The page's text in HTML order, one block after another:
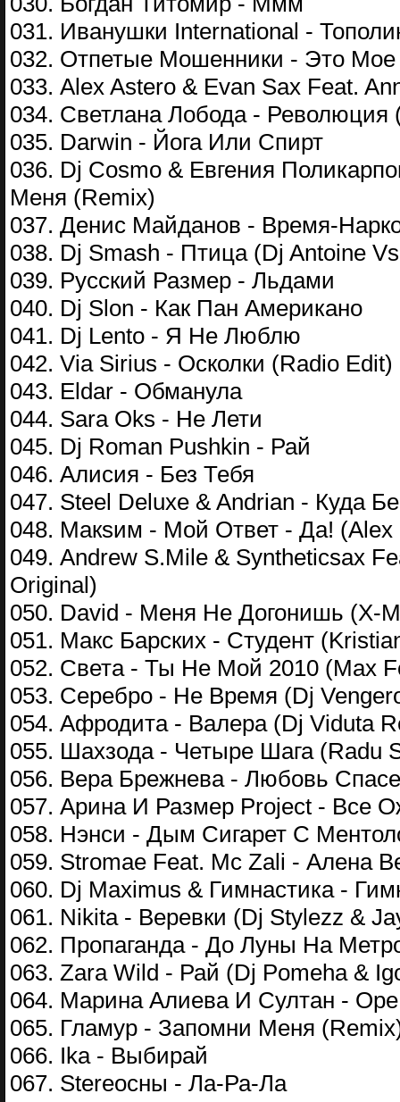
031. Иванушки International -
032. Отпетые Мошенники - Это Мое
033. Alex Astero & Evan Sax Feat.
034. Светлана Лобода - Революция
035. Darwin - Йога Или Спирт
036. Dj Cosmo & Евгения
Меня (Remix)
037. Денис Майданов - Время-
038. Dj Smash - Птица (Dj Antoine
039. Русский Размер - Льдами
040. Dj Slon - Как Пан Американо
041. Dj Lento - Я Не Люблю
042. Via Sirius - Осколки (Radio Edit)
043. Eldar - Обманула
044. Sara Oks - Не Лети
045. Dj Roman Pushkin - Рай
046. Алисия - Без Тебя
047. Steel Deluxe & Andrian - Куда
048. Макsим - Мой Ответ - Да! (Alex
049. Andrew S.Mile & Syntheticsax
Original)
050. David - Меня Не Догонишь (X-
051. Макс Барских - Студент
052. Света - Ты Не Мой 2010 (Max
053. Серебро - Не Время (Dj
054. Афродита - Валера (Dj Viduta
055. Шахзода - Четыре Шага (Radu
056. Вера Брежнева - Любовь
057. Арина И Размер Project - Все
058. Нэнси - Дым Сигарет С
059. Stromae Feat. Mc Zali - Алена
060. Dj Maximus & Гимнастика -
061. Nikita - Веревки (Dj Stylezz &
062. Пропаганда - До Луны На
063. Zara Wild - Рай (Dj Pomeha &
064. Марина Алиева И Султан -
065. Гламур - Запомни Меня
066. Ika - Выбирай
067. Stereoсны - Ла-Ра-Ла